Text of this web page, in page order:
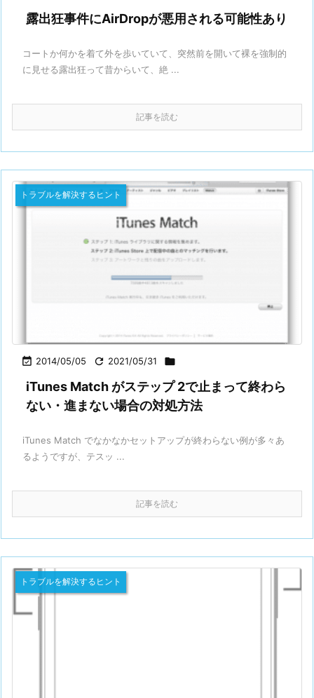
露出狂事件にAirDropが悪用される可能性あり
コートか何かを着て外を歩いていて、突然前を開いて裸を強制的
に見せる露出狂って昔からいて、絶 ...
記事を読む
 2014/05/05  2021/05/31 
トラブルを解決するヒント
iTunes Match がステップ 2で止まって終わら
ない・進まない場合の対処方法
iTunes Match でなかなかセットアップが終わらない例が多々あ
るようですが、テスッ ...
記事を読む
トラブルを解決するヒント